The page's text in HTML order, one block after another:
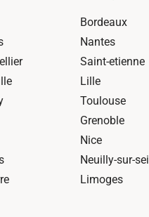
Bordeaux
Nantes
Saint-etienne
Lille
Toulouse
Grenoble
Nice
Neuilly-sur-
Limoges